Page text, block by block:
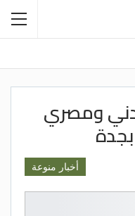
ومصري
أخبار منوعة